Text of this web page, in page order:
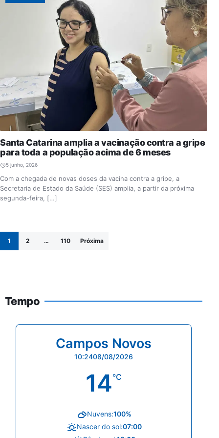
Santa Catarina amplia a vacinação contra a gripe
para toda a população acima de 6 meses
5 junho, 2026
Com a chegada de novas doses da vacina contra a gripe, a
Secretaria de Estado da Saúde (SES) amplia, a partir da próxima
segunda-feira, […]
Paginação de posts
1 2 … 110 Próxima
Tempo
Campos Novos
10:2408/08/2026
14°C
Nuvens:100%
Nascer do sol:07:00